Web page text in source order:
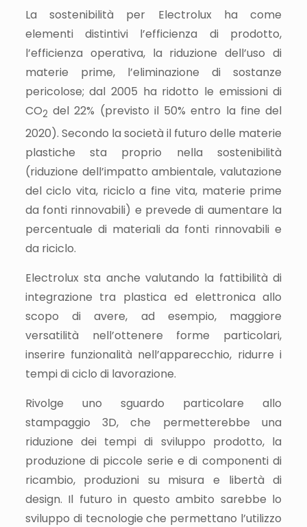
La sostenibilità per Electrolux ha come
elementi distintivi l’efficienza di prodotto,
l’efficienza operativa, la riduzione dell’uso di
materie prime, l’eliminazione di sostanze
pericolose; dal 2005 ha ridotto le emissioni di
CO2 del 22% (previsto il 50% entro la fine del
2020). Secondo la società il futuro delle materie
plastiche sta proprio nella sostenibilità
(riduzione dell’impatto ambientale, valutazione
del ciclo vita, riciclo a fine vita, materie prime
da fonti rinnovabili) e prevede di aumentare la
percentuale di materiali da fonti rinnovabili e
da riciclo.
Electrolux sta anche valutando la fattibilità di
integrazione tra plastica ed elettronica allo
scopo di avere, ad esempio, maggiore
versatilità nell’ottenere forme particolari,
inserire funzionalità nell’apparecchio, ridurre i
tempi di ciclo di lavorazione.
Rivolge uno sguardo particolare allo
stampaggio 3D, che permetterebbe una
riduzione dei tempi di sviluppo prodotto, la
produzione di piccole serie e di componenti di
ricambio, produzioni su misura e libertà di
design. Il futuro in questo ambito sarebbe lo
sviluppo di tecnologie che permettano l’utilizzo